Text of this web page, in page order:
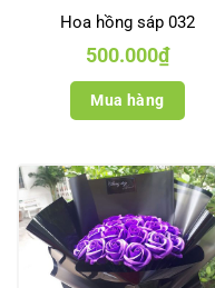
Hoa hồng sáp 032
500.000₫
Mua hàng